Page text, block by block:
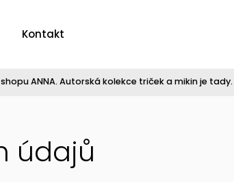
Kontakt
ANNA. Autorská kolekce triček a mikin je tady.
údajů